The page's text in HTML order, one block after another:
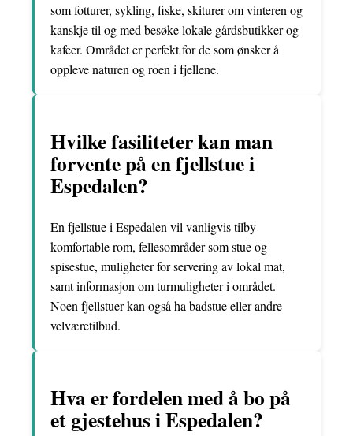
som fotturer, sykling, fiske, skiturer om vinteren og
kanskje til og med besøke lokale gårdsbutikker og
kafeer. Området er perfekt for de som ønsker å
oppleve naturen og roen i fjellene.
Hvilke fasiliteter kan man
forvente på en fjellstue i
Espedalen?
En fjellstue i Espedalen vil vanligvis tilby
komfortable rom, fellesområder som stue og
spisestue, muligheter for servering av lokal mat,
samt informasjon om turmuligheter i området.
Noen fjellstuer kan også ha badstue eller andre
velværetilbud.
Hva er fordelen med å bo på
et gjestehus i Espedalen?